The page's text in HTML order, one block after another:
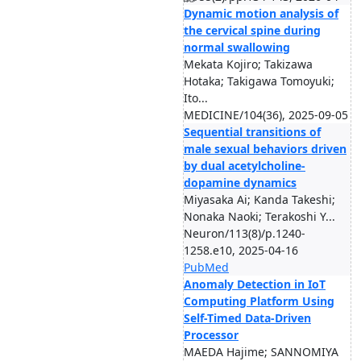
Dynamic motion analysis of
the cervical spine during
normal swallowing
Mekata Kojiro; Takizawa
Hotaka; Takigawa Tomoyuki;
Ito...
MEDICINE/104(36), 2025-09-05
Sequential transitions of
male sexual behaviors driven
by dual acetylcholine-
dopamine dynamics
Miyasaka Ai; Kanda Takeshi;
Nonaka Naoki; Terakoshi Y...
Neuron/113(8)/p.1240-
1258.e10, 2025-04-16
PubMed
Anomaly Detection in IoT
Computing Platform Using
Self-Timed Data-Driven
Processor
MAEDA Hajime; SANNOMIYA